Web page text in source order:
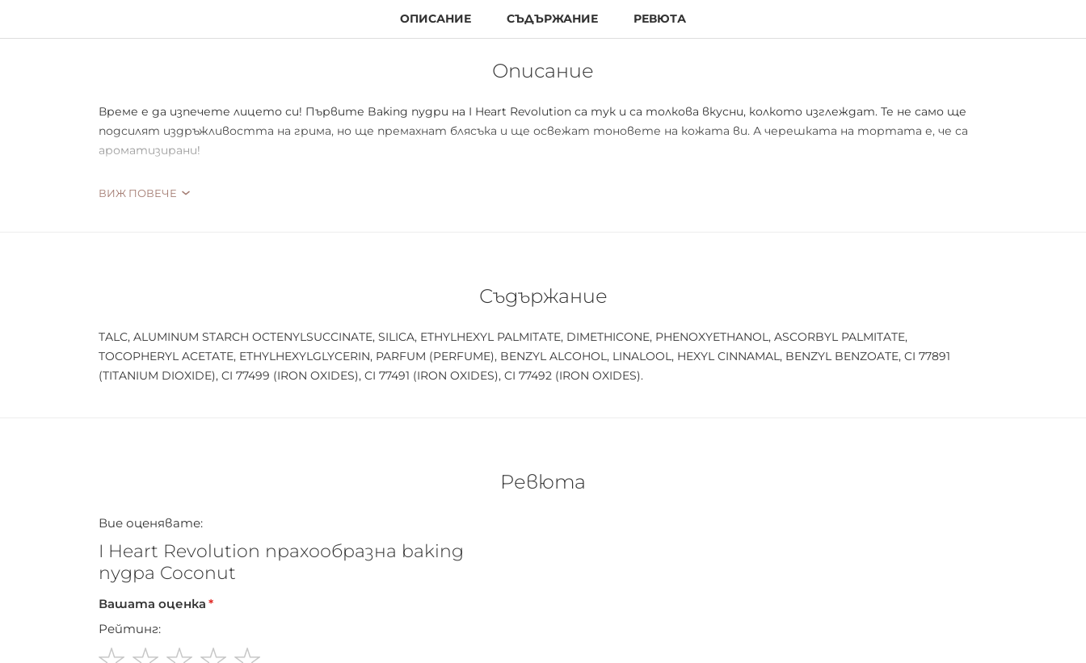
ОПИСАНИЕ СЪДЪРЖАНИЕ РЕВЮТА
Описание
Време е да изпечете лицето си! Първите Baking пудри на I Heart Revolution са тук и са толкова вкусни, колкото изглеждат. Те не само ще
подсилят издръжливостта на грима, но ще премахнат блясъка и ще освежат тоновете на кожата ви. А черешката на тортата е, че са
ароматизирани!
ВИЖ ПОВЕЧЕ
Съдържание
TALC, ALUMINUM STARCH OCTENYLSUCCINATE, SILICA, ETHYLHEXYL PALMITATE, DIMETHICONE, PHENOXYETHANOL, ASCORBYL PALMITATE,
TOCOPHERYL ACETATE, ETHYLHEXYLGLYCERIN, PARFUM (PERFUME), BENZYL ALCOHOL, LINALOOL, HEXYL CINNAMAL, BENZYL BENZOATE, CI 77891
(TITANIUM DIOXIDE), CI 77499 (IRON OXIDES), CI 77491 (IRON OXIDES), CI 77492 (IRON OXIDES).
Ревюта
Вие оценявате:
I Heart Revolution прахообразна baking
пудра Coconut
Вашата оценка
Рейтинг: